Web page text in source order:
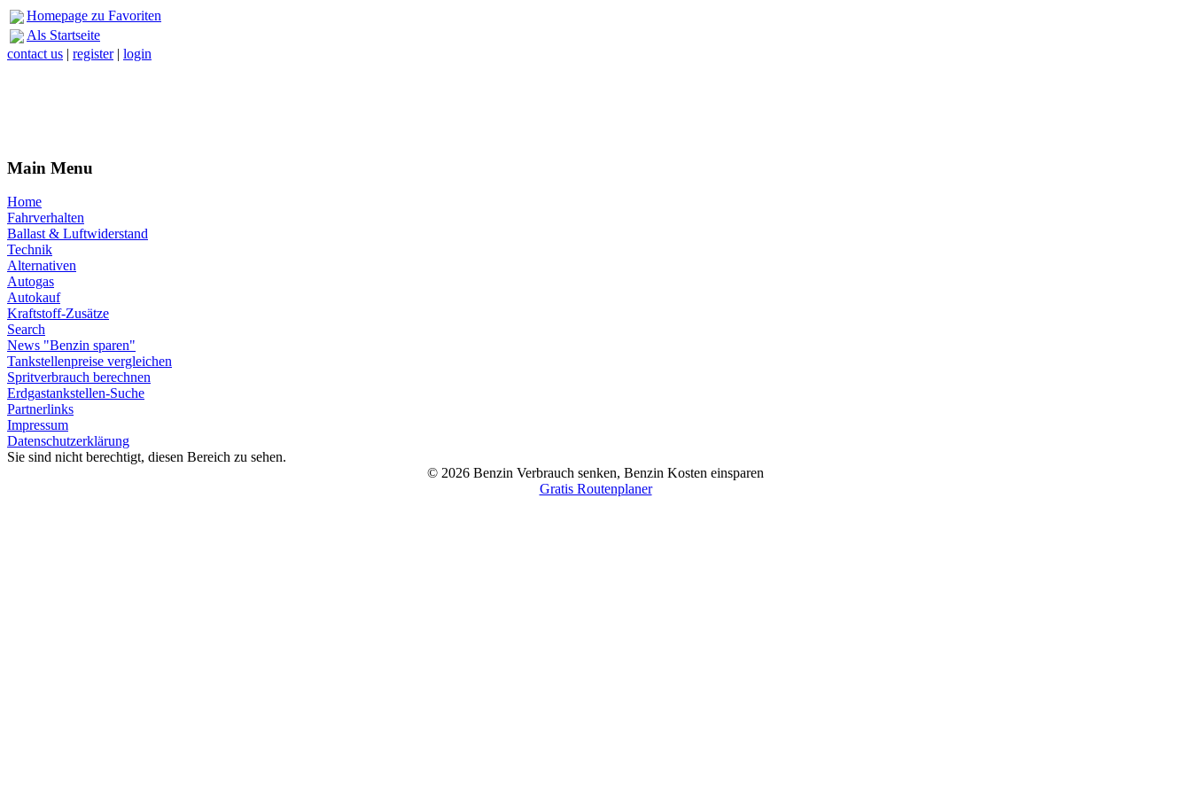
Homepage zu Favoriten
Als Startseite
contact us | register| login
Main Menu
Home
Fahrverhalten
Ballast & Luftwiderstand
Technik
Alternativen
Autogas
Autokauf
Kraftstoff-Zusätze
Search
News "Benzin sparen"
Tankstellenpreise vergleichen
Spritverbrauch berechnen
Erdgastankstellen-Suche
Partnerlinks
Impressum
Datenschutzerklärung
Sie sind nicht berechtigt, diesen Bereich zu sehen.
© 2026 Benzin Verbrauch senken, Benzin Kosten einsparen
Gratis Routenplaner